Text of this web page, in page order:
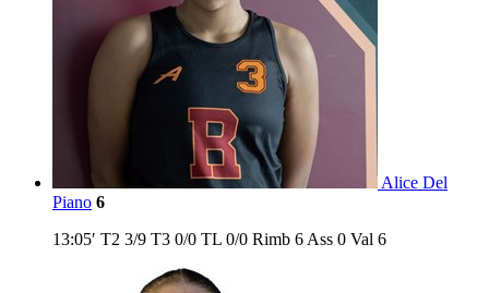
Alice Del
Piano 6
13:05′ T2 3/9 T3 0/0 TL 0/0 Rimb 6 Ass 0 Val 6